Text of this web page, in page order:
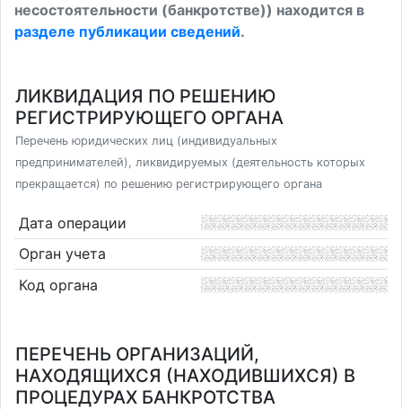
несостоятельности (банкротстве)) находится в
разделе публикации сведений.
ЛИКВИДАЦИЯ ПО РЕШЕНИЮ
РЕГИСТРИРУЮЩЕГО ОРГАНА
Перечень юридических лиц (индивидуальных
предпринимателей), ликвидируемых (деятельность которых
прекращается) по решению регистрирующего органа
Дата операции
Орган учета
Код органа
ПЕРЕЧЕНЬ ОРГАНИЗАЦИЙ,
НАХОДЯЩИХСЯ (НАХОДИВШИХСЯ) В
ПРОЦЕДУРАХ БАНКРОТСТВА